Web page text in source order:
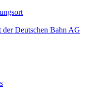
der Deutschen Bahn AG